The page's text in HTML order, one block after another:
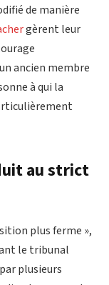
de manière
gèrent leur
ancien membre
à qui la
au strict
plus ferme »,
le tribunal
plusieurs